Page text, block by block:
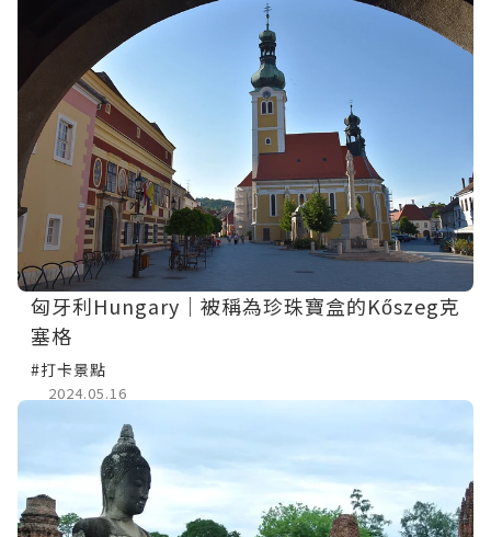
匈牙利Hungary｜被稱為珍珠寶盒的Kőszeg克
塞格
#打卡景點
2024.05.16